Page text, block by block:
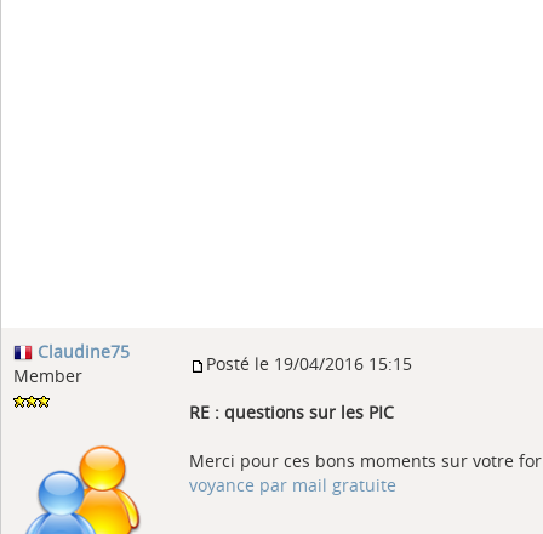
Claudine75
Member
Posté le 19/04/2016 15:15
RE : questions sur les PIC
Merci pour ces bons moments sur votre
voyance par mail gratuite